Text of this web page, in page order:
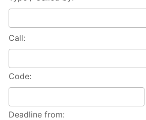
Call:
Code:
Deadline from: